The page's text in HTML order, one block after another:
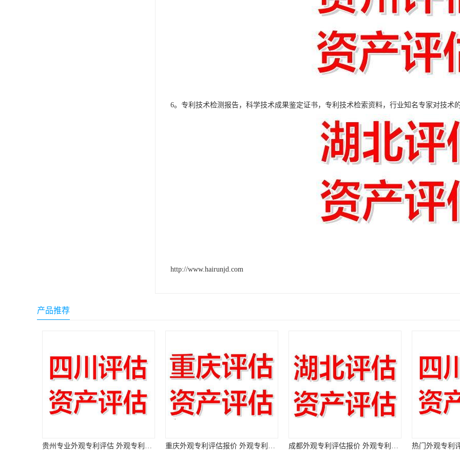
6。专利技术检测报告，科学技术成果鉴定证书，专利技术检索资料，行业知名专家对技术
http://www.hairunjd.com
产品推荐
贵州专业外观专利评估 外观专利评估报告 重庆外观专利评估报价 外观专利评估机构 成都外观专利评估报价 外观专利评估机构